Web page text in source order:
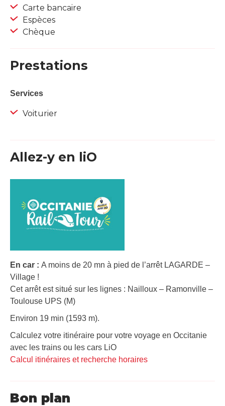
Carte bancaire
Espèces
Chèque
Prestations
Services
Voiturier
Allez-y en liO
En car : A moins de 20 mn à pied de l’arrêt LAGARDE –
Village !
Cet arrêt est situé sur les lignes : Nailloux – Ramonville –
Toulouse UPS (M)
Environ 19 min (1593 m).
Calculez votre itinéraire pour votre voyage en Occitanie
avec les trains ou les cars LiO
Calcul itinéraires et recherche horaires
Bon plan